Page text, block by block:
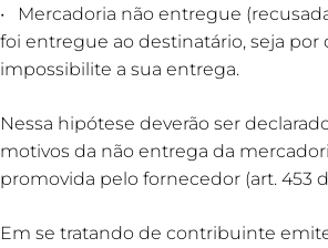
• Mercadoria não entregue
foi entregue ao destinatário, seja
impossibilite a sua entrega.
Nessa hipótese deverão ser
motivos da não entrega da
promovida pelo fornecedor (art. 453
Em se tratando de contribuinte